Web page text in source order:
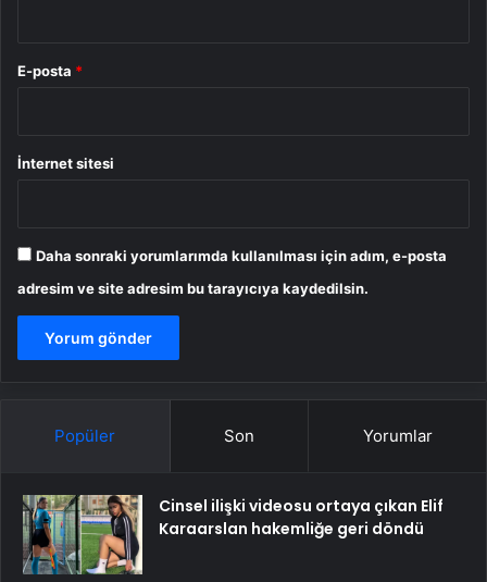
E-posta *
İnternet sitesi
Daha sonraki yorumlarımda kullanılması için adım, e-posta
adresim ve site adresim bu tarayıcıya kaydedilsin.
Popüler Son Yorumlar
Cinsel ilişki videosu ortaya çıkan Elif
Karaarslan hakemliğe geri döndü